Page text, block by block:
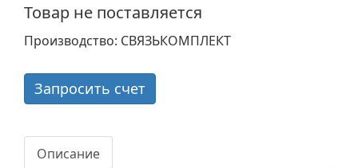
Товар не поставляется
Производство: СВЯЗЬКОМПЛЕКТ
Запросить счет
Описание